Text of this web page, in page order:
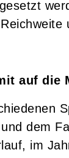
auf die
dem
im